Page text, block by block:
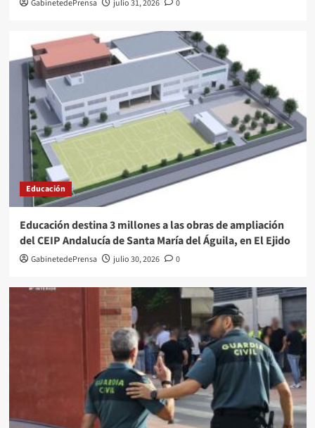
GabinetedePrensa julio 31, 2026 0
Educación
Educación destina 3 millones a las obras de ampliación
del CEIP Andalucía de Santa María del Águila, en El Ejido
GabinetedePrensa julio 30, 2026 0